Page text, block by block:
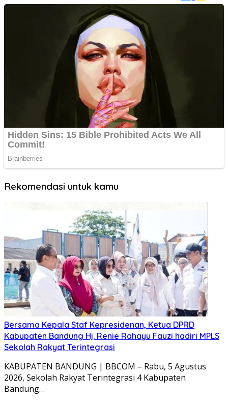
Rekomendasi untuk kamu
Bersama Kepala Staf Kepresidenan, Ketua DPRD
Kabupaten Bandung Hj. Renie Rahayu Fauzi hadiri MPLS
Sekolah Rakyat Terintegrasi
KABUPATEN BANDUNG | BBCOM – Rabu, 5 Agustus
2026, Sekolah Rakyat Terintegrasi 4 Kabupaten
Bandung…